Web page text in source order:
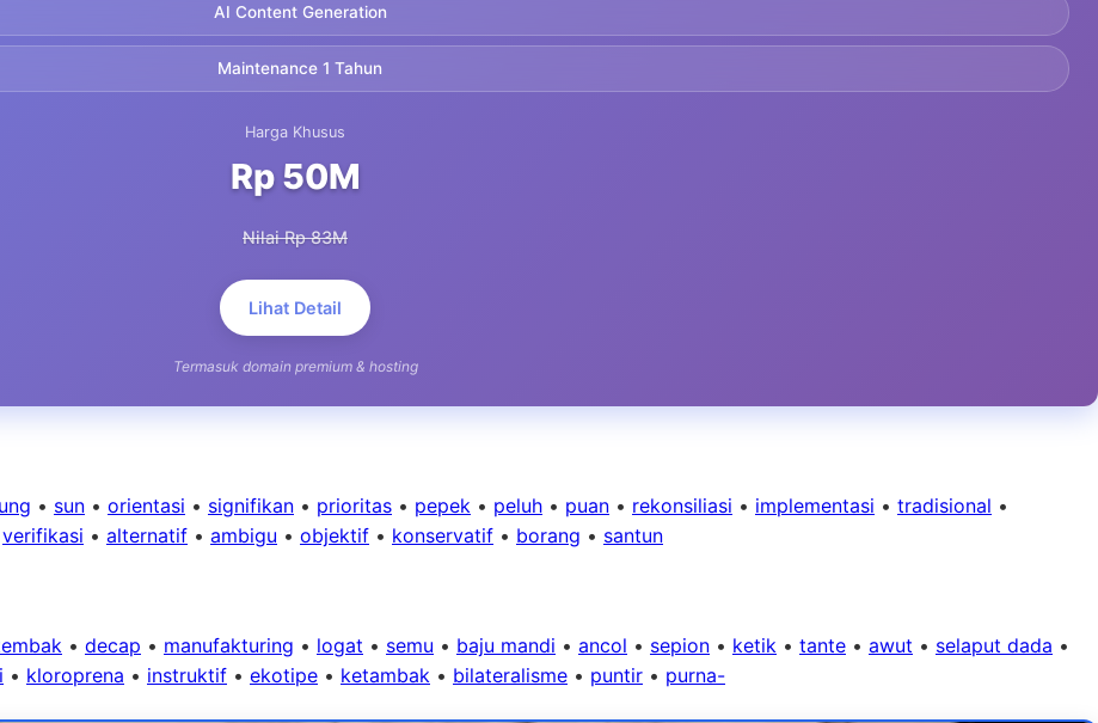
AI Content Generation
Maintenance 1 Tahun
Harga Khusus
Rp 50M
Nilai Rp 83M
Lihat Detail
Termasuk domain premium & hosting
• sun • orientasi • signifikan • prioritas • pepek • peluh • puan • rekonsiliasi • implementasi • tradisional •
verifikasi • alternatif • ambigu • objektif • konservatif • borang • santun
• decap • manufakturing • logat • semu • baju mandi • ancol • sepion • ketik • tante • awut • selaput dada •
• kloroprena • instruktif • ekotipe • ketambak • bilateralisme • puntir • purna-